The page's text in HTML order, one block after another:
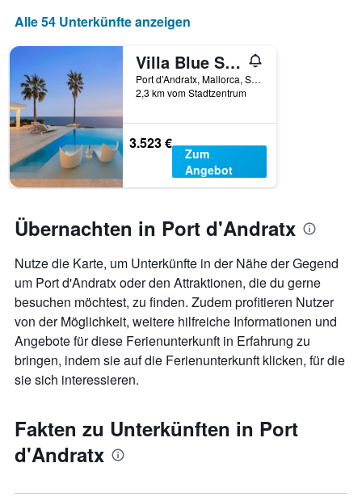
Alle 54 Unterkünfte anzeigen
Villa Blue Sky - Mallorca Luxury Villa
Port d'Andratx, Mallorca, Spanien
2,3 km vom Stadtzentrum
3.523 €
Zum
Angebot
Übernachten in Port d'Andratx
Nutze die Karte, um Unterkünfte in der Nähe der Gegend
um Port d'Andratx oder den Attraktionen, die du gerne
besuchen möchtest, zu finden. Zudem profitieren Nutzer
von der Möglichkeit, weitere hilfreiche Informationen und
Angebote für diese Ferienunterkunft in Erfahrung zu
bringen, indem sie auf die Ferienunterkunft klicken, für die
sie sich interessieren.
Fakten zu Unterkünften in Port
d'Andratx